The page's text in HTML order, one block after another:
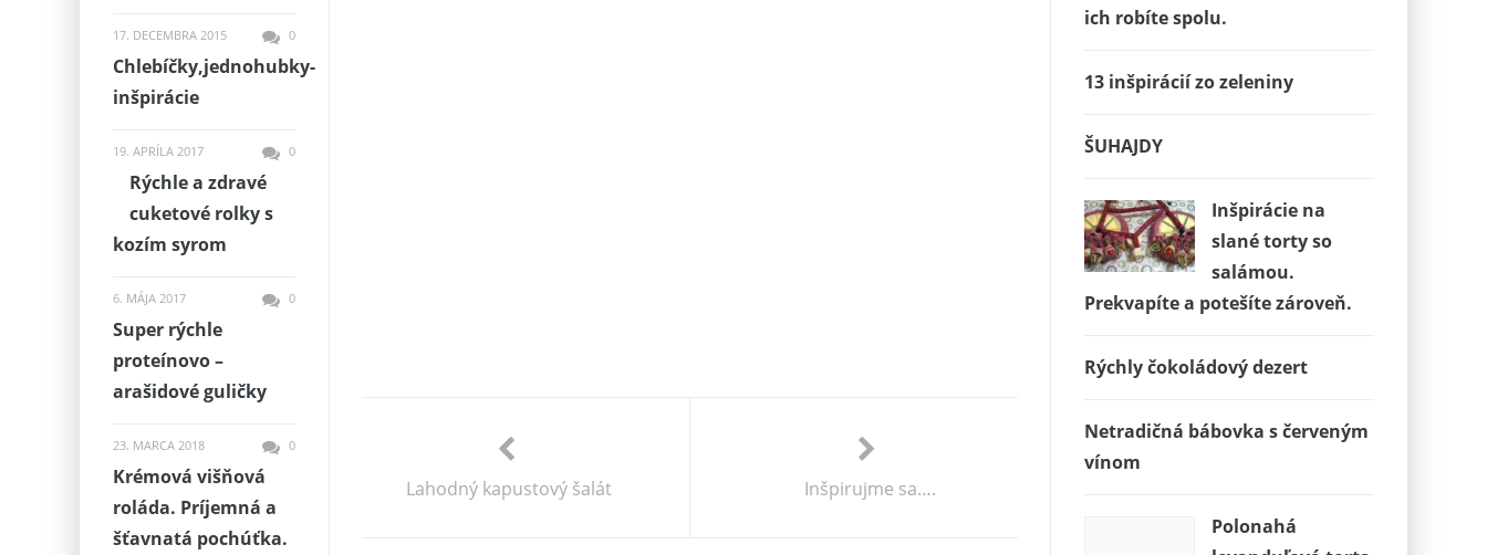
Lahodný kapustový šalát Inšpirujme sa….
ich robíte spolu.
13 inšpirácií zo zeleniny
ŠUHAJDY
Inšpirácie na
slané torty so
salámou.
Prekvapíte a potešíte zároveň.
Rýchly čokoládový dezert
Netradičná bábovka s červeným
vínom
Polonahá
17. DECEMBRA 2015 0
Chlebíčky,jednohubky-
inšpirácie
19. APRÍLA 2017 0
Rýchle a zdravé
cuketové rolky s
kozím syrom
6. MÁJA 2017 0
Super rýchle
proteínovo –
arašidové guličky
23. MARCA 2018 0
Krémová višňová
roláda. Príjemná a
šťavnatá pochúťka.